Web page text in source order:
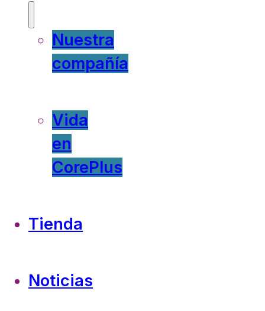
Nuestra
compañía
Vida
en
CorePlus
Tienda
Noticias